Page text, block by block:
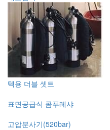
텍용 더블 셋트
표면공급식 콤푸레샤
고압분사기(520bar)